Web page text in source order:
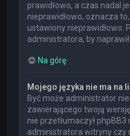
prawidłowo, a czas nadal
nieprawidłowo, oznacza
ustawiony nieprawidłowo.
administratora, by
Na górę
Mojego języka nie ma na
Być może administrator
zawierającego twoją
nie przetłumaczył
administratora witryny czy